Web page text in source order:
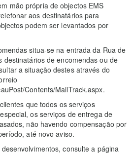
mão própria de objectos EMS
aos destinatários para
podem ser levantados por
situa-se na entrada da Rua de
destinatários de encomendas ou de
a situação destes através do
Contents/MailTrack.aspx.
que todos os serviços
os serviços de entrega de
não havendo compensação por
até novo aviso.
consulte a página